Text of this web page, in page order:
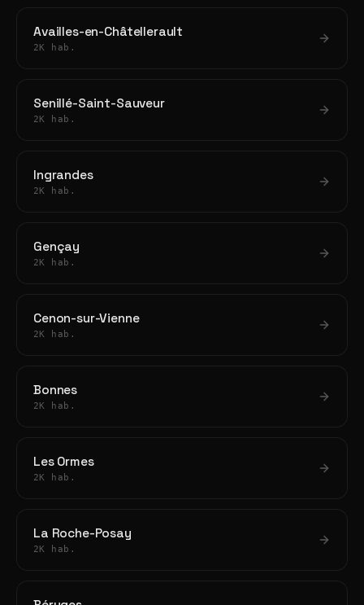
Availles-en-Châtellerault
2K hab.
Senillé-Saint-Sauveur
2K hab.
Ingrandes
2K hab.
Gençay
2K hab.
Cenon-sur-Vienne
2K hab.
Bonnes
2K hab.
Les Ormes
2K hab.
La Roche-Posay
2K hab.